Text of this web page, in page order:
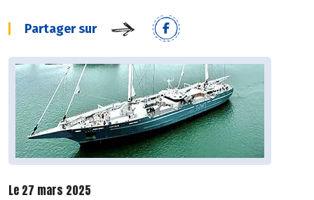
Partager sur
Le 27 mars 2025